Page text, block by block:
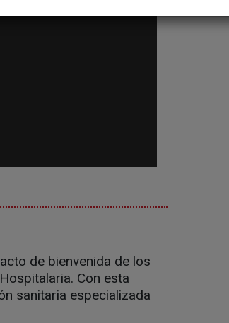
de bienvenida de los
Con esta
sanitaria especializada